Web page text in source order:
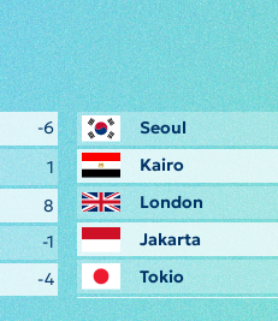
-6
1
8
-1
-4
Seoul
Kairo
London
Jakarta
Tokio